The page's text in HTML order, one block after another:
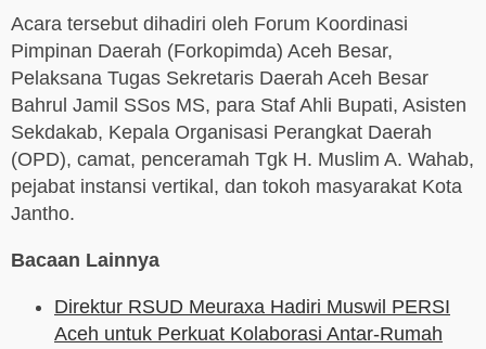
Acara tersebut dihadiri oleh Forum Koordinasi
Pimpinan Daerah (Forkopimda) Aceh Besar,
Pelaksana Tugas Sekretaris Daerah Aceh Besar
Bahrul Jamil SSos MS, para Staf Ahli Bupati, Asisten
Sekdakab, Kepala Organisasi Perangkat Daerah
(OPD), camat, penceramah Tgk H. Muslim A. Wahab,
pejabat instansi vertikal, dan tokoh masyarakat Kota
Jantho.
Bacaan Lainnya
Direktur RSUD Meuraxa Hadiri Muswil PERSI
Aceh untuk Perkuat Kolaborasi Antar-Rumah